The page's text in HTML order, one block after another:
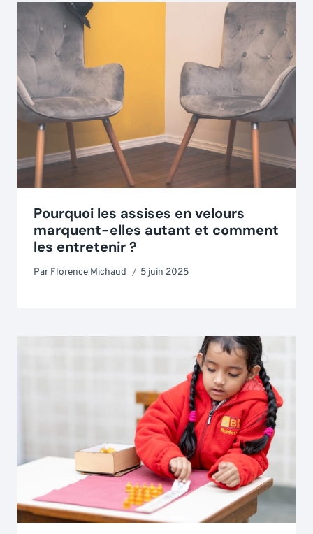
Pourquoi les assises en velours
marquent-elles autant et comment
les entretenir ?
Par Florence Michaud 5 juin 2025